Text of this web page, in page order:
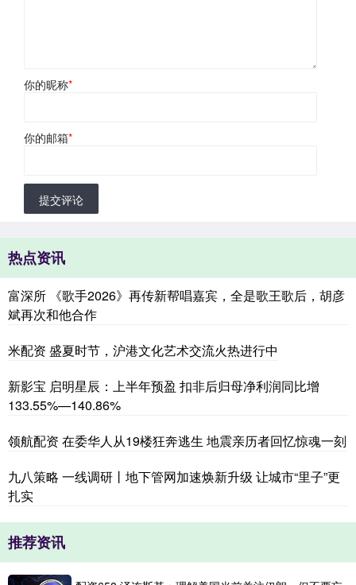
你的昵称*
你的邮箱*
提交评论
热点资讯
富深所 《歌手2026》再传新帮唱嘉宾，全是歌王歌后，胡彦
斌再次和他合作
米配资 盛夏时节，沪港文化艺术交流火热进行中
新影宝 启明星辰：上半年预盈 扣非后归母净利润同比增
133.55%—140.86%
领航配资 在委华人从19楼狂奔逃生 地震亲历者回忆惊魂一刻
九八策略 一线调研丨地下管网加速焕新升级 让城市“里子”更
扎实
推荐资讯